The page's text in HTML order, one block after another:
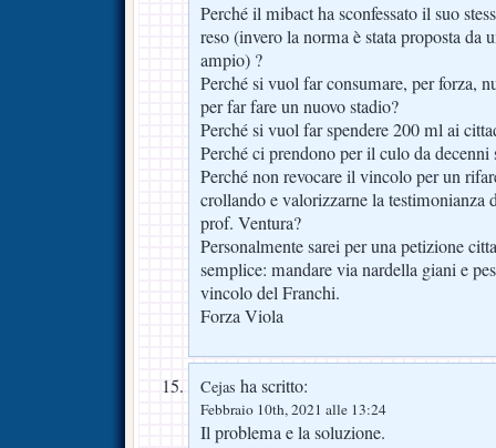
Perché il mibact ha sconfessato il suo
reso (invero la norma è stata proposta da
ampio) ?
Perché si vuol far consumare, per forza,
per far fare un nuovo stadio?
Perché si vuol far spendere 200 ml ai
Perché ci prendono per il culo da decenni
Perché non revocare il vincolo per un
crollando e valorizzarne la testimonianza
prof. Ventura?
Personalmente sarei per una petizione
semplice: mandare via nardella giani e
vincolo del Franchi.
Forza Viola
Cejas ha scritto:
Febbraio 10th, 2021 alle 13:24
Il problema e la soluzione.